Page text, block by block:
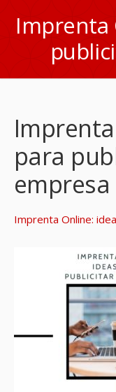
Imprenta
para
empresa
Imprenta Online: